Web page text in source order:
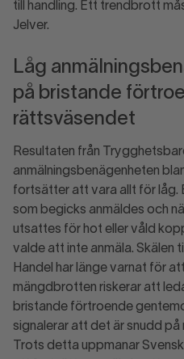
till handling. Ett trendbrott
Jelver.
Låg
på bristande
rättsväsendet
Resultaten från
anmälningsbenägenheten
fortsätter att vara allt för låg.
som begicks anmäldes och
utsattes för hot eller våld
valde att inte anmäla. Skälen
Handel har länge varnat för
mängdbrotten riskerar att
bristande förtroende
signalerar att det är snudd
Trots detta uppmanar